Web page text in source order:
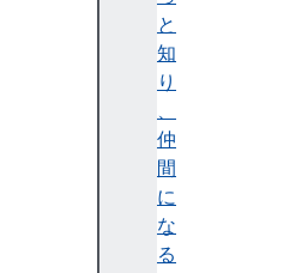
と
知
り
、
仲
間
に
な
る